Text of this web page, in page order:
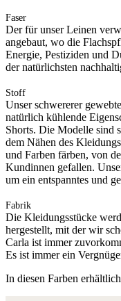
Faser
Der für unser Leinen
angebaut, wo die
Energie, Pestiziden und
der natürlichsten
Stoff
Unser schwererer
natürlich kühlende
Shorts. Die Modelle sind
dem Nähen des
und Farben färben, von
Kundinnen gefallen.
um ein entspanntes und
Fabrik
Die Kleidungsstücke
hergestellt, mit der wir
Carla ist immer
Es ist immer ein
In diesen Farben erhältlich